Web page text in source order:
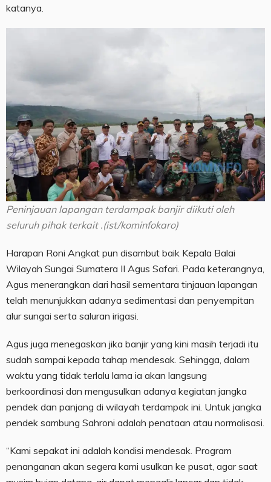
katanya.
Peninjauan lapangan terdampak banjir diikuti oleh
seluruh pihak terkait .(ist/kominfokaro)
Harapan Roni Angkat pun disambut baik Kepala Balai
Wilayah Sungai Sumatera II Agus Safari. Pada keterangnya,
Agus menerangkan dari hasil sementara tinjauan lapangan
telah menunjukkan adanya sedimentasi dan penyempitan
alur sungai serta saluran irigasi.
Agus juga menegaskan jika banjir yang kini masih terjadi itu
sudah sampai kepada tahap mendesak. Sehingga, dalam
waktu yang tidak terlalu lama ia akan langsung
berkoordinasi dan mengusulkan adanya kegiatan jangka
pendek dan panjang di wilayah terdampak ini. Untuk jangka
pendek sambung Sahroni adalah penataan atau normalisasi.
“Kami sepakat ini adalah kondisi mendesak. Program
penanganan akan segera kami usulkan ke pusat, agar saat